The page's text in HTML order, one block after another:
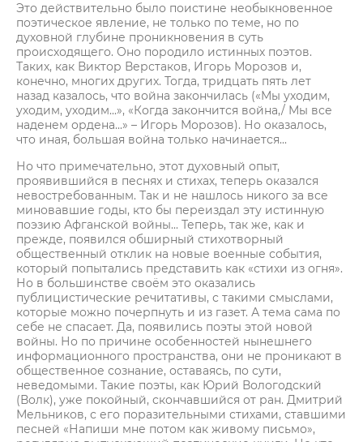
Это действительно было поистине необыкновенное
поэтическое явление, не только по теме, но по
духовной глубине проникновения в суть
происходящего. Оно породило истинных поэтов.
Таких, как Виктор Верстаков, Игорь Морозов и,
конечно, многих других. Тогда, тридцать пять лет
назад казалось, что война закончилась («Мы уходим,
уходим, уходим...», «Когда закончится война,/ Мы все
наденем ордена...» – Игорь Морозов). Но оказалось,
что иная, большая война только начинается...
Но что примечательно, этот духовный опыт,
проявившийся в песнях и стихах, теперь оказался
невостребованным. Так и не нашлось никого за все
миновавшие годы, кто бы переиздал эту истинную
поэзию Афганской войны... Теперь, так же, как и
прежде, появился обширный стихотворный
общественный отклик на новые военные события,
который попытались представить как «стихи из огня».
Но в большинстве своём это оказались
публицистические речитативы, с такими смыслами,
которые можно почерпнуть и из газет. А тема сама по
себе не спасает. Да, появились поэты этой новой
войны. Но по причине особенностей нынешнего
информационного пространства, они не проникают в
общественное сознание, оставаясь, по сути,
неведомыми. Такие поэты, как Юрий Вологодский
(Волк), уже покойный, скончавшийся от ран. Дмитрий
Мельников, с его поразительными стихами, ставшими
песней «Напиши мне потом как живому письмо»,